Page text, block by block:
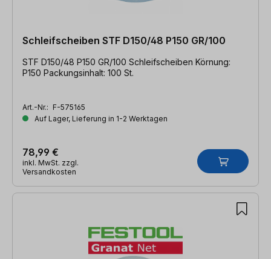
Schleifscheiben STF D150/48 P150 GR/100
STF D150/48 P150 GR/100 Schleifscheiben Körnung:
P150 Packungsinhalt: 100 St.
Art.-Nr.: F-575165
Auf Lager, Lieferung in 1-2 Werktagen
78,99 €
inkl. MwSt. zzgl.
Versandkosten